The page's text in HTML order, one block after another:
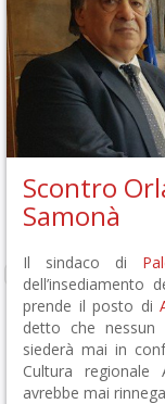
Scontro
Samonà
Il sindaco di
dell’insediamento
prende il posto di
detto che nessun
siederà mai in
Cultura
avrebbe mai